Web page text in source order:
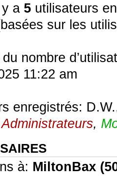
a 5 utilisateurs
sur les
nombre
11:22 am
enregistrés: D.W.
Administrateurs,
à: MiltonBax